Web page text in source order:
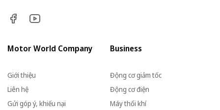
Motor World Company
Giới thiệu
Liên hệ
Gửi góp ý, khiếu nại
Business
Động cơ giảm tốc
Động cơ điện
Máy thổi khí